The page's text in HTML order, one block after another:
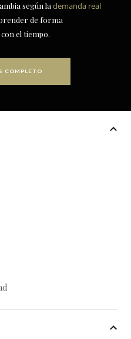
según la demanda real
de forma
el tiempo.
COMPLETO